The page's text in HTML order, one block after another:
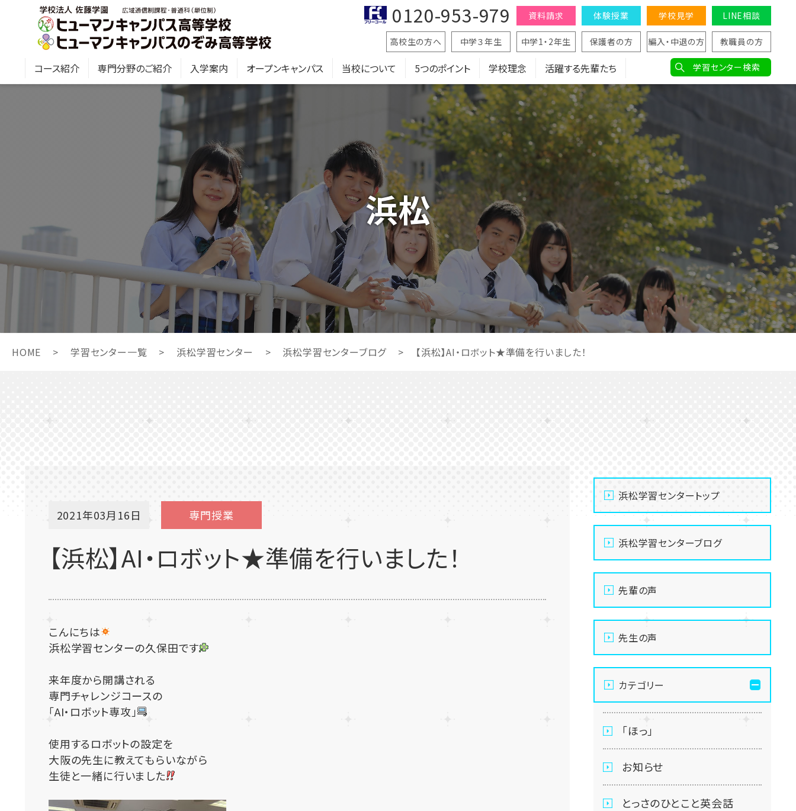
コース紹介 専門分野のご紹介 入学案内 オープンキャンパス 当校について 5つのポイント 学校理念 活躍する先輩たち
資料請求 体験授業 学校見学 LINE相談
高校生の方へ 中学３年生 中学1・2年生 保護者の方 編入・中退の方 教職員の方
学習センター検索
0120-953-979
浜松
HOME > 学習センター一覧 > 浜松学習センター > 浜松学習センターブログ > 【浜松】AI・ロボット★準備を行いました！
2021年03月16日 専門授業
【浜松】AI・ロボット★準備を行いました！
こんにちは
浜松学習センターの久保田です
来年度から開講される
専門チャレンジコースの
「AI・ロボット専攻」
使用するロボットの設定を
大阪の先生に教えてもらいながら
生徒と一緒に行いました
浜松学習センタートップ
浜松学習センターブログ
先輩の声
先生の声
カテゴリー
「ほっ」
お知らせ
とっさのひとこと英会話